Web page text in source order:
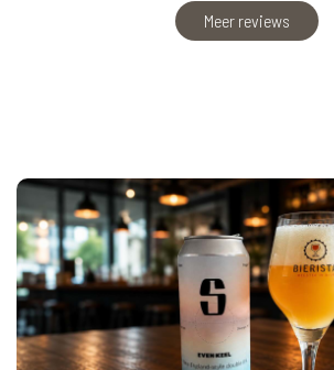
Meer reviews